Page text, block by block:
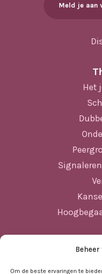
Om de beste ervaringen te
Meld je aan
Het